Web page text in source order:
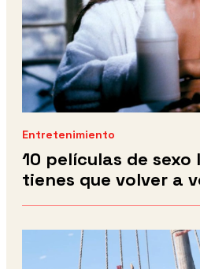
Entretenimiento
10 películas de sexo
tienes que volver a